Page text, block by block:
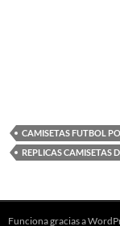
CAMISETAS FUTBOL
REPLICAS CAMISETAS
Funciona gracias a